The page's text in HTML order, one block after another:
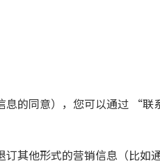
息的同意），您可以通过 “联
其他形式的营销信息（比如